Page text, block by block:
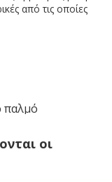
από τις οποίες
παλμό
οι